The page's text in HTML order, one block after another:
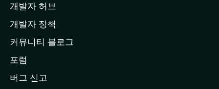
이
지
이
동
개발자 허브
개발자 정책
커뮤니티 블로그
포럼
버그 신고